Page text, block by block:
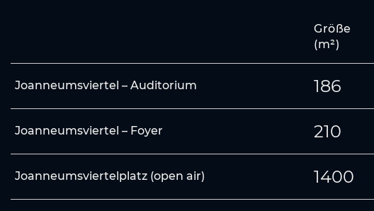
Größe
(m²)
Joanneumsviertel – Auditorium 186
Joanneumsviertel – Foyer 210
Joanneumsviertelplatz (open air) 1400